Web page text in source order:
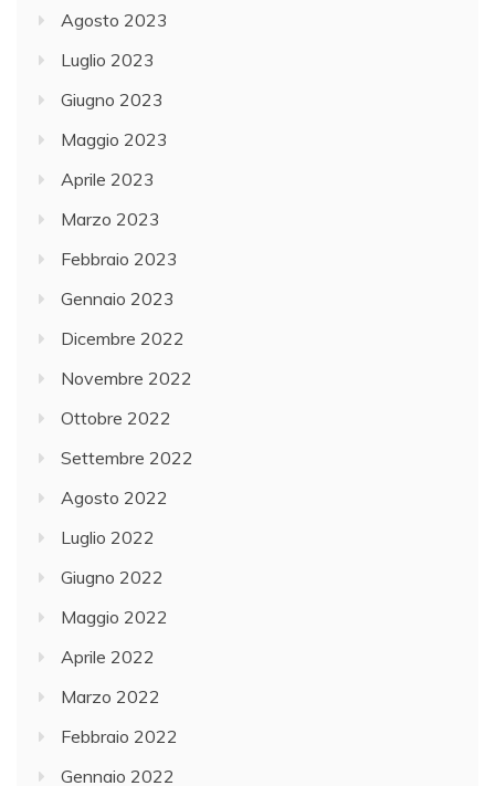
Agosto 2023
Luglio 2023
Giugno 2023
Maggio 2023
Aprile 2023
Marzo 2023
Febbraio 2023
Gennaio 2023
Dicembre 2022
Novembre 2022
Ottobre 2022
Settembre 2022
Agosto 2022
Luglio 2022
Giugno 2022
Maggio 2022
Aprile 2022
Marzo 2022
Febbraio 2022
Gennaio 2022